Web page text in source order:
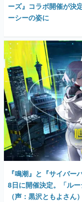
ーズ』コラボ開催が決
ーシーの姿に
『鳴潮』と『サイバ
8日に開催決定。「ル
（声：黒沢ともよさ